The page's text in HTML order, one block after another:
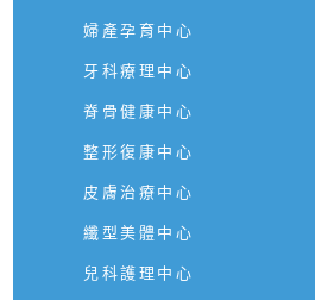
婦產孕育中心
牙科療理中心
脊骨健康中心
整形復康中心
皮膚治療中心
纖型美體中心
兒科護理中心